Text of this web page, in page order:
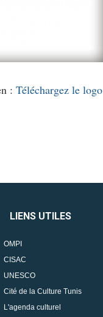
: Téléchargez le logo
LIENS UTILES
OMPI
CISAC
UNESCO
Cité de la Culture Tunis
L'agenda culturel